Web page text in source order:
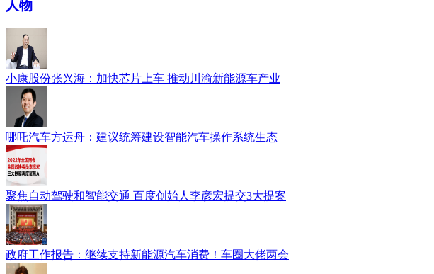
人物
小康股份张兴海：加快芯片上车 推动川渝新能源车产业
哪吒汽车方运舟：建议统筹建设智能汽车操作系统生态
聚焦自动驾驶和智能交通 百度创始人李彦宏提交3大提案
政府工作报告：继续支持新能源汽车消费！车圈大佬两会